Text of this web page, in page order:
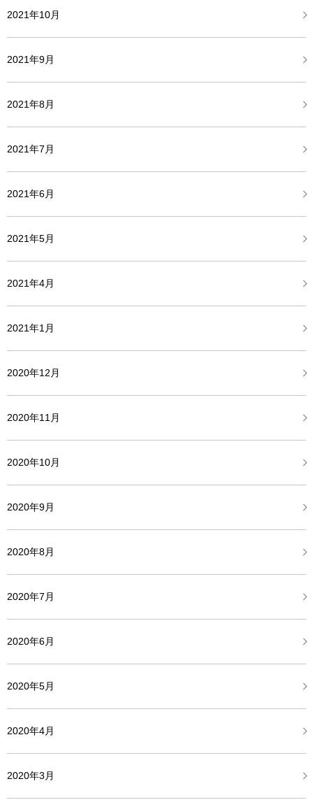
2021年10月
2021年9月
2021年8月
2021年7月
2021年6月
2021年5月
2021年4月
2021年1月
2020年12月
2020年11月
2020年10月
2020年9月
2020年8月
2020年7月
2020年6月
2020年5月
2020年4月
2020年3月